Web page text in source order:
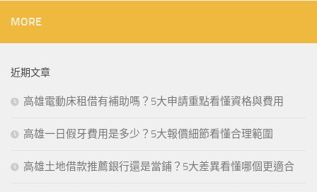
MORE
近期文章
高雄電動床租借有補助嗎？5大申請重點看懂資格與費用
高雄一日假牙費用是多少？5大報價細節看懂合理範圍
高雄土地借款推薦銀行還是當鋪？5大差異看懂哪個更適合